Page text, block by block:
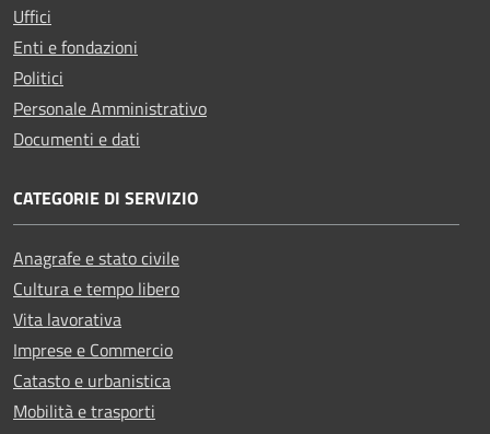
Uffici
Enti e fondazioni
Politici
Personale Amministrativo
Documenti e dati
CATEGORIE DI SERVIZIO
Anagrafe e stato civile
Cultura e tempo libero
Vita lavorativa
Imprese e Commercio
Catasto e urbanistica
Mobilità e trasporti